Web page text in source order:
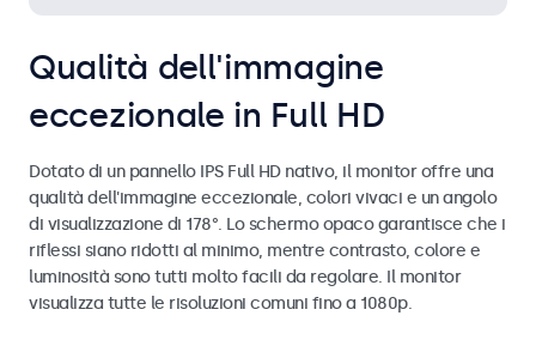
Qualità dell'immagine
eccezionale in Full HD
Dotato di un pannello IPS Full HD nativo, il monitor offre una
qualità dell'immagine eccezionale, colori vivaci e un angolo
di visualizzazione di 178°. Lo schermo opaco garantisce che i
riflessi siano ridotti al minimo, mentre contrasto, colore e
luminosità sono tutti molto facili da regolare. Il monitor
visualizza tutte le risoluzioni comuni fino a 1080p.